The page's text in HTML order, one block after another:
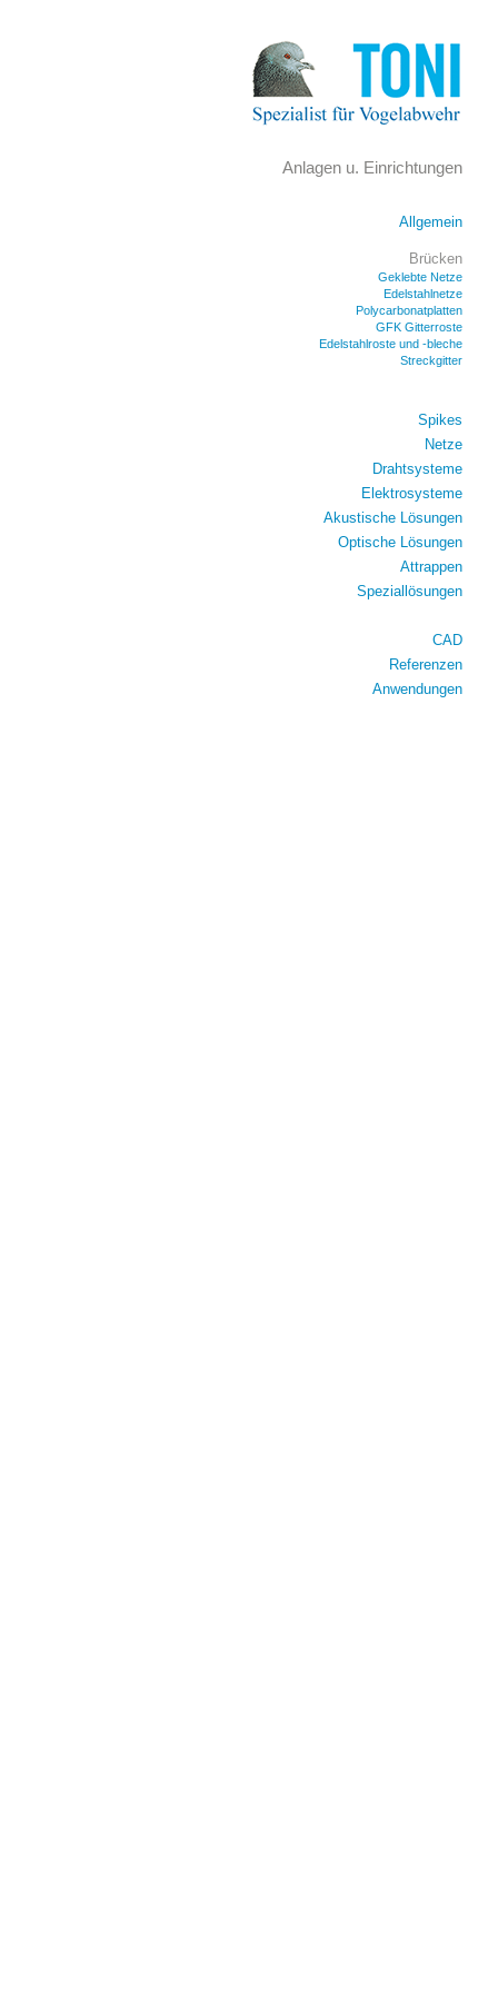
Anlagen u. Einrichtungen
Allgemein
Brücken
Geklebte Netze
Edelstahlnetze
Polycarbonatplatten
GFK Gitterroste
Edelstahlroste und -bleche
Streckgitter
Spikes
Netze
Drahtsysteme
Elektrosysteme
Akustische Lösungen
Optische Lösungen
Attrappen
Speziallösungen
CAD
Referenzen
Anwendungen